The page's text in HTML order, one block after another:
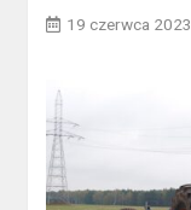
19 czerwca 2023